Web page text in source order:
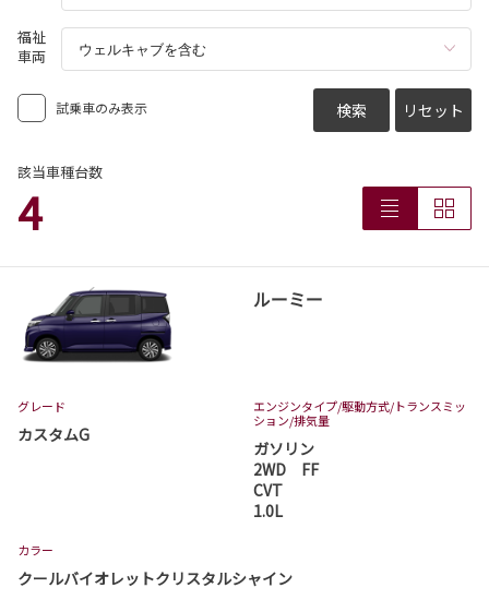
詳しくはこちら
2026-07-13
カローラスポーツが一部改良となりました。
カローラスポーツは茨城トヨタから。
詳しくはこちら
2026-07-06
アクア 一部改良
アクアが一部改良となりました。
詳しくはこちら
茨城トヨタでハイランダーが発売となりまし
た。
福祉
車両
試乗車のみ表示 検索 リセット
該当車種台数
4
ルーミー
グレード
カスタムG
エンジンタイプ/駆動方式/トランスミッ
ション/排気量
ガソリン
2WD FF
CVT
1.0L
カラー
クールバイオレットクリスタルシャイン